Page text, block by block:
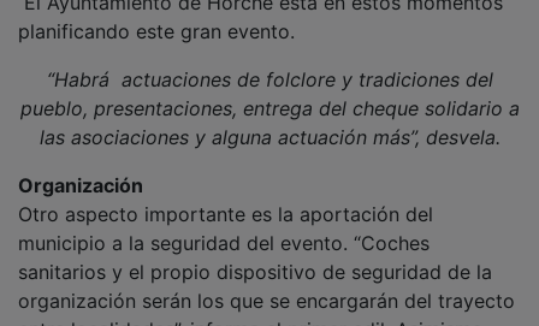
planificando este gran evento.
pueblo, presentaciones, entrega del cheque solidario a
las asociaciones y alguna actuación más”, desvela.
Otro aspecto importante es la aportación del
municipio a la seguridad del evento. “Coches
sanitarios y el propio dispositivo de seguridad de la
organización serán los que se encargarán del trayecto
entre localidades”, informa el primer edil. Asimismo,